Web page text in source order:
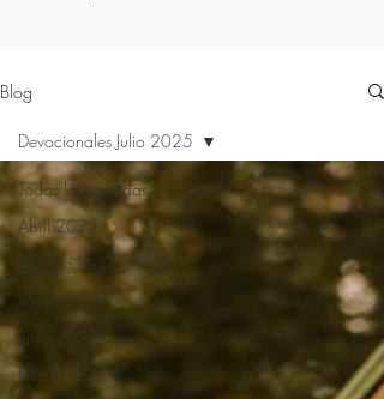
Blog
Todas las entradas
Abril 2022
Manejo de Conflictos
Mayo 2022
Junio 2022
Julio 2022
Devocionales Julio 2025